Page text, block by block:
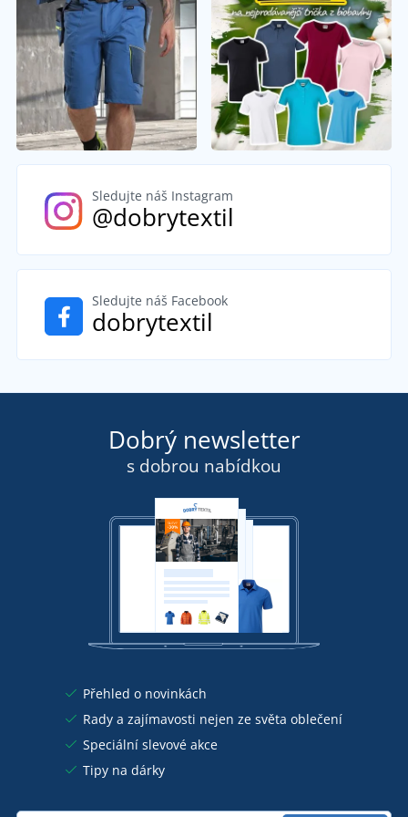
Sledujte náš Instagram
@dobrytextil
Sledujte náš Facebook
dobrytextil
Dobrý newsletter
s dobrou nabídkou
Přehled o novinkách
Rady a zajímavosti nejen ze světa oblečení
Speciální slevové akce
Tipy na dárky